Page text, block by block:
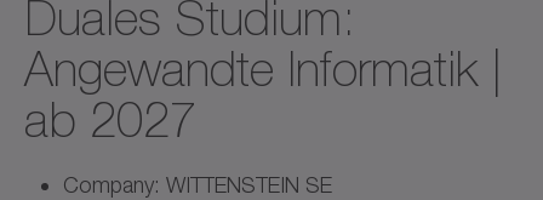
Duales Studium:
Angewandte Informatik |
ab 2027
Company: WITTENSTEIN SE